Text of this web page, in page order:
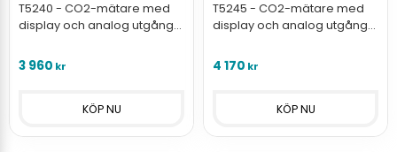
T5240 - CO2-mätare med
display och analog utgång
luftkvalitet.
3 960 kr
T5245 - CO2-mätare med
display och analog utgång
luftkvalitet i ventilationskanal.
4 170 kr